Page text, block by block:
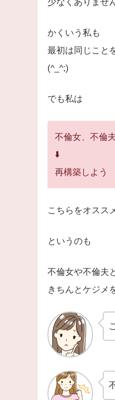
少なくありませ
かくいう私も
最初は同じこと
(^_^;)
でも私は
不倫女、不倫
⬇️
再構築しよう
こちらをオスス
というのも
不倫女や不倫夫
きちんとケジメ